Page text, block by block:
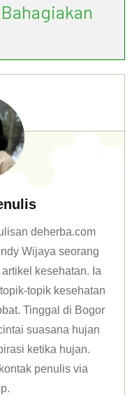
deherba.com
Wijaya seorang
kesehatan. Ia
topik kesehatan
Tinggal di Bogor
suasana hujan
ketika hujan.
penulis via
.